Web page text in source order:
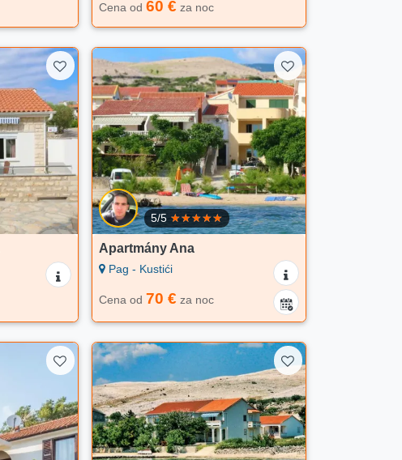
Cena od 60 € za noc
5/5
Apartmány Ana
Pag - Kustići
Cena od 70 € za noc